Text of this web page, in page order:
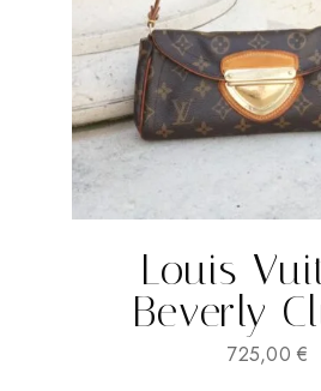
Louis
Beverly
725,00€